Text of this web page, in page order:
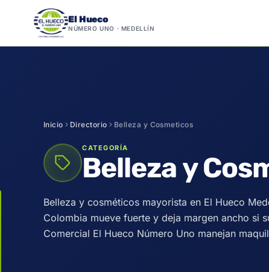
El Hueco
NÚMERO UNO · MEDELLÍN
Inicio Directorio Belleza y Cosmeticos
CATEGORÍA
Belleza y
Belleza y cosméticos mayorista en El Hueco
Colombia mueve fuerte y deja margen ancho si
Comercial El Hueco Número Uno manejan